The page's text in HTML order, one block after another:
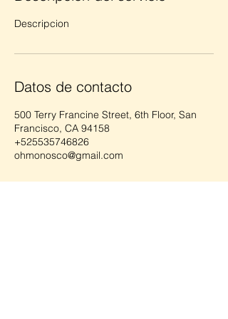
Descripcion
Datos de contacto
500 Terry Francine Street, 6th Floor, San
Francisco, CA 94158
+525535746826
ohmonosco@gmail.com